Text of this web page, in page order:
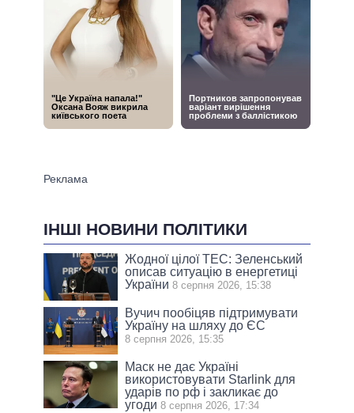
ІНШІ НОВИНИ ПОЛІТИКИ
Жодної цілої ТЕС: Зеленський
описав ситуацію в енергетиці
України 8 серпня 2026, 15:38
Вучич пообіцяв підтримувати
Україну на шляху до ЄС
8 серпня 2026, 15:35
Маск не дає Україні
використовувати Starlink для
ударів по рф і закликає до
угоди 8 серпня 2026, 17:34